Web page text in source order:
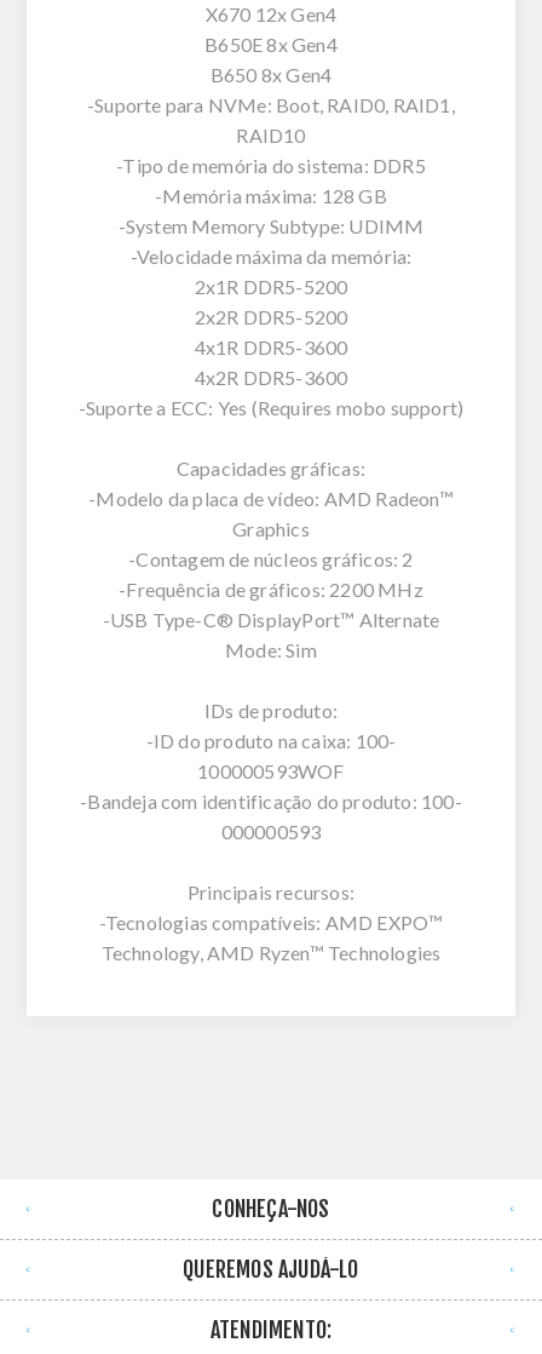
X670 12x Gen4
B650E 8x Gen4
B650 8x Gen4
-Suporte para NVMe: Boot, RAID0, RAID1,
RAID10
-Tipo de memória do sistema: DDR5
-Memória máxima: 128 GB
-System Memory Subtype: UDIMM
-Velocidade máxima da memória:
2x1R DDR5-5200
2x2R DDR5-5200
4x1R DDR5-3600
4x2R DDR5-3600
-Suporte a ECC: Yes (Requires mobo support)
Capacidades gráficas:
-Modelo da placa de vídeo: AMD Radeon™
Graphics
-Contagem de núcleos gráficos: 2
-Frequência de gráficos: 2200 MHz
-USB Type-C® DisplayPort™ Alternate
Mode: Sim
IDs de produto:
-ID do produto na caixa: 100-
100000593WOF
-Bandeja com identificação do produto: 100-
000000593
Principais recursos:
-Tecnologias compatíveis: AMD EXPO™
Technology, AMD Ryzen™ Technologies
CONHEÇA-NOS
QUEREMOS AJUDÁ-LO
ATENDIMENTO: